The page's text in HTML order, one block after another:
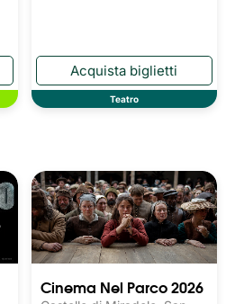
Teatro
Cinema Nel Parco 2026